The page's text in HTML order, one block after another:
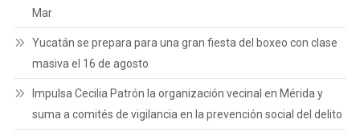
Mar
Yucatán se prepara para una gran fiesta del boxeo con clase
masiva el 16 de agosto
Impulsa Cecilia Patrón la organización vecinal en Mérida y
suma a comités de vigilancia en la prevención social del delito